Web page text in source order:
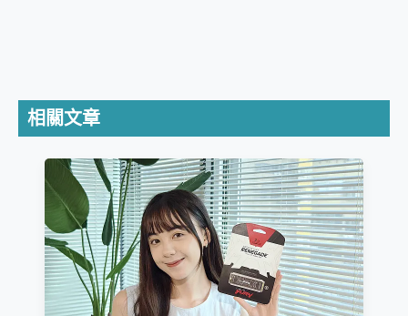
相關文章